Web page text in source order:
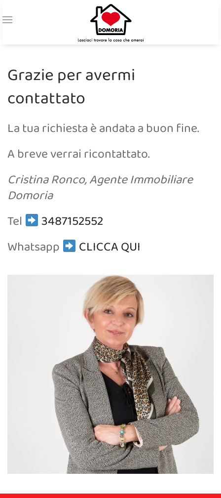
Grazie per avermi
contattato
La tua richiesta è andata a buon fine.
A breve verrai ricontattato.
Cristina Ronco, Agente Immobiliare
Domoria
Tel
3487152552
Whatsapp
CLICCA QUI